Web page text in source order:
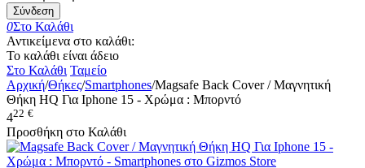
Σύνδεση
0Στο Καλάθι
Αντικείμενα στο καλάθι:
Το καλάθι είναι άδειο
Στο Καλάθι Ταμείο
Αρχική/Θήκες/Smartphones/Magsafe Back Cover / Μαγνητική
Θήκη HQ Για Iphone 15 - Χρώμα : Μπορντό
422 €
Προσθήκη στο Καλάθι